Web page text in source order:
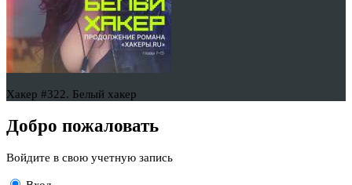
Хакер #322. Белый хакер
Добро пожаловать
Войдите в свою учетную запись